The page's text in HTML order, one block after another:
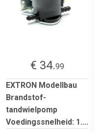
€ 34.99
EXTRON Modellbau
Brandstof-
tandwielpomp
Voedingssnelheid: 1....